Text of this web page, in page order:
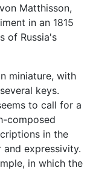
Matthisson,
in an 1815
of Russia's
miniature, with
keys.
to call for a
composed
in the
expressivity.
in which the